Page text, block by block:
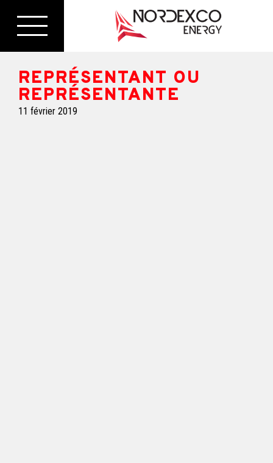
REPRÉSENTANT OU
REPRÉSENTANTE
11 février 2019